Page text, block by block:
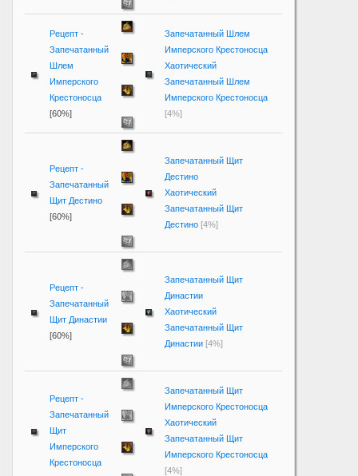
Рецепт -
Запечатанный
Шлем
Имперского
Крестоносца
[60%]
Запечатанный Шлем
Имперского Крестоносца
Хаотический
Запечатанный Шлем
Имперского Крестоносца
[4%]
Рецепт -
Запечатанный
Щит Дестино
[60%]
Запечатанный Щит
Дестино
Хаотический
Запечатанный Щит
Дестино [4%]
Рецепт -
Запечатанный
Щит Династии
[60%]
Запечатанный Щит
Династии
Хаотический
Запечатанный Щит
Династии [4%]
Рецепт -
Запечатанный
Щит
Имперского
Крестоносца
Запечатанный Щит
Имперского Крестоносца
Хаотический
Запечатанный Щит
Имперского Крестоносца
[4%]